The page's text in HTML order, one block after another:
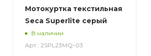
Мотокуртка текстильная
Seca Superlite серый
В наличии
Арт.: 2SPL23MQ-03